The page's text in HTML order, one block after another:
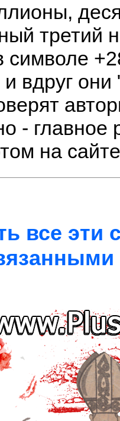
третий
вдруг
- главное
на
все